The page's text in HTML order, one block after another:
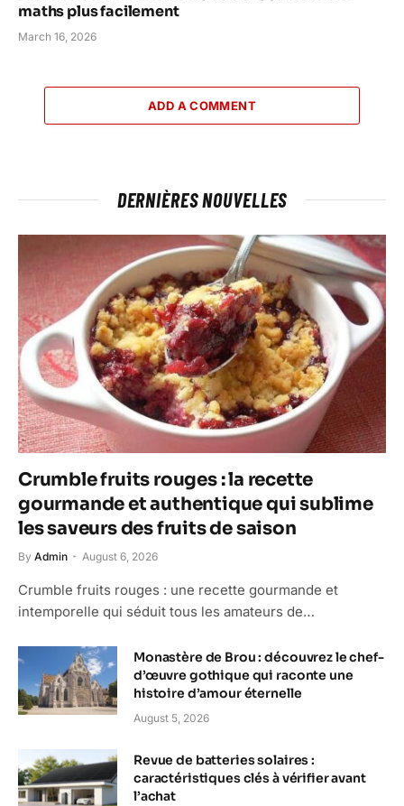
maths plus facilement
March 16, 2026
ADD A COMMENT
DERNIÈRES NOUVELLES
Crumble fruits rouges : la recette
gourmande et authentique qui sublime
les saveurs des fruits de saison
By Admin August 6, 2026
Crumble fruits rouges : une recette gourmande et
intemporelle qui séduit tous les amateurs de…
Monastère de Brou : découvrez le chef-
d’œuvre gothique qui raconte une
histoire d’amour éternelle
August 5, 2026
Revue de batteries solaires :
caractéristiques clés à vérifier avant
l’achat